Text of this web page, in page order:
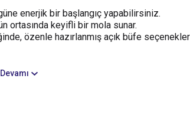
enerjik bir başlangıç yapabilirsiniz.
ortasında keyifli bir mola sunar.
özenle hazırlanmış açık büfe
Devamı